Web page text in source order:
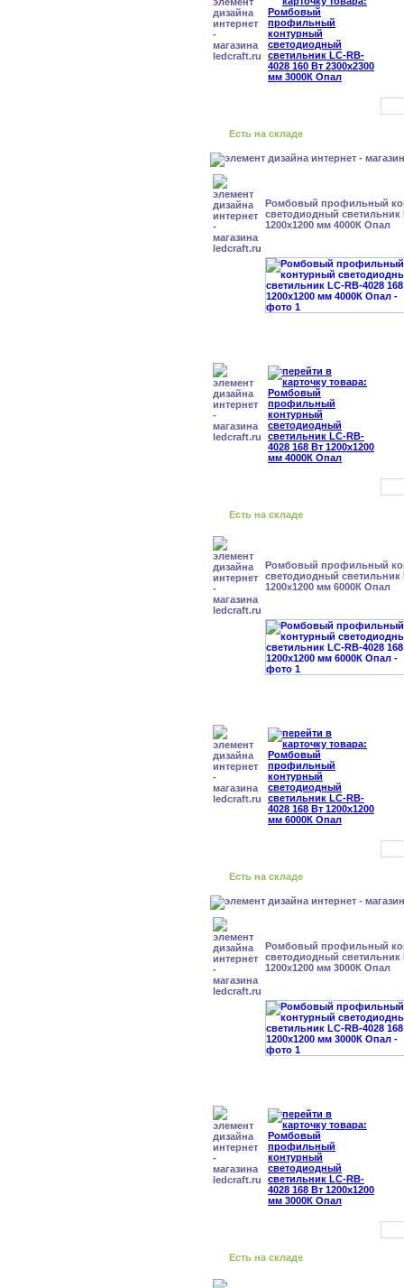
Есть на складе
Ромбовый профильный
светодиодный светильник
1200x1200 мм 4000К Опал
Есть на складе
Ромбовый профильный
светодиодный светильник
1200x1200 мм 6000К Опал
Есть на складе
Ромбовый профильный
светодиодный светильник
1200x1200 мм 3000К Опал
Есть на складе